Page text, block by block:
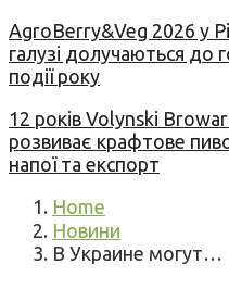
AgroBerry&Veg 2026 у
галузі долучаються до
події року
12 років Volynski
розвиває крафтове
напої та експорт
Home
Новини
В Украине могут…